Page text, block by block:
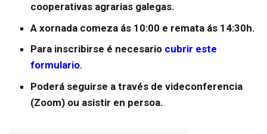
cooperativas agrarias galegas.
A xornada comeza ás 10:00 e remata ás 14:30h.
Para inscribirse é necesario cubrir este
formulario.
Poderá seguirse a través de videconferencia
(Zoom) ou asistir en persoa.